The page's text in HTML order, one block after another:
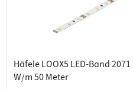
Häfele LOOX5 LED-Band
W/m 50 Meter